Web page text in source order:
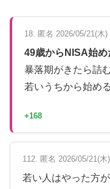
18. 匿名 2026/05/21(木)
49歳からNISA始め
暴落期がきたら詰
若いうちから始め
+168
112. 匿名 2026/05/21(木)
若い人はやった方